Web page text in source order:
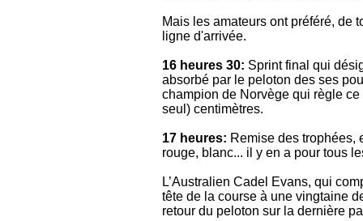
Mais les amateurs ont préféré, de
ligne d'arrivée.
16 heures 30: Sprint final qui
absorbé par le peloton des ses
champion de Norvège qui règle
seul) centimètres.
17 heures: Remise des trophées,
rouge, blanc... il y en a pour tous
L’Australien Cadel Evans, qui
tête de la course à une vingtaine
retour du peloton sur la dernière